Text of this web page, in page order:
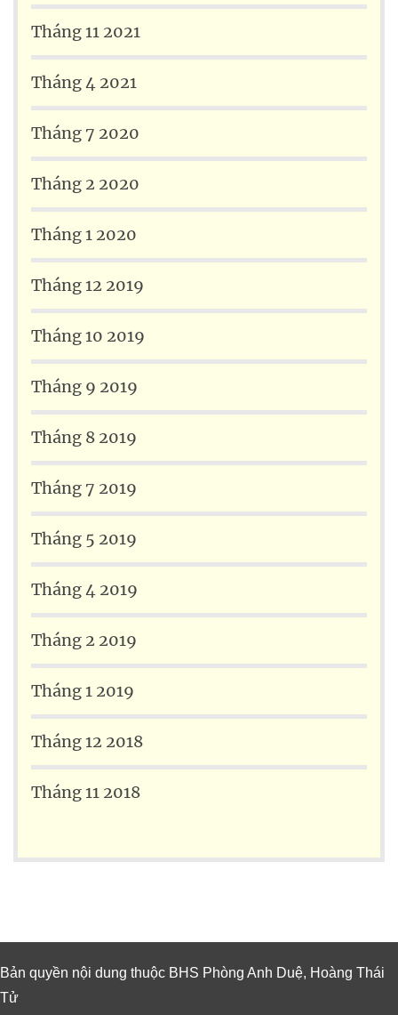
Tháng 11 2021
Tháng 4 2021
Tháng 7 2020
Tháng 2 2020
Tháng 1 2020
Tháng 12 2019
Tháng 10 2019
Tháng 9 2019
Tháng 8 2019
Tháng 7 2019
Tháng 5 2019
Tháng 4 2019
Tháng 2 2019
Tháng 1 2019
Tháng 12 2018
Tháng 11 2018
Bản quyền nội dung thuộc BHS Phòng Anh Duệ, Hoàng Thái
Tử